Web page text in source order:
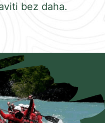
bez daha.